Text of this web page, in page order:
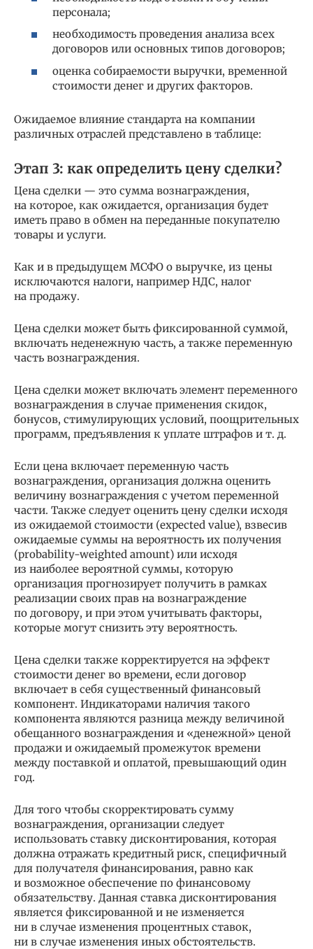
персонала;
необходимость проведения анализа всех
договоров или основных типов договоров;
оценка собираемости выручки, временной
стоимости денег и других факторов.
Ожидаемое влияние стандарта на компании
различных отраслей представлено в таблице:
Этап 3: как определить цену сделки?
Цена сделки — это сумма вознаграждения,
на которое, как ожидается, организация будет
иметь право в обмен на переданные покупателю
товары и услуги.
Как и в предыдущем МСФО о выручке, из цены
исключаются налоги, например НДС, налог
на продажу.
Цена сделки может быть фиксированной суммой,
включать неденежную часть, а также переменную
часть вознаграждения.
Цена сделки может включать элемент переменного
вознаграждения в случае применения скидок,
бонусов, стимулирующих условий, поощрительных
программ, предъявления к уплате штрафов и т. д.
Если цена включает переменную часть
вознаграждения, организация должна оценить
величину вознаграждения с учетом переменной
части. Также следует оценить цену сделки исходя
из ожидаемой стоимости (expected value), взвесив
ожидаемые суммы на вероятность их получения
(probability-weighted amount) или исходя
из наиболее вероятной суммы, которую
организация прогнозирует получить в рамках
реализации своих прав на вознаграждение
по договору, и при этом учитывать факторы,
которые могут снизить эту вероятность.
Цена сделки также корректируется на эффект
стоимости денег во времени, если договор
включает в себя существенный финансовый
компонент. Индикаторами наличия такого
компонента являются разница между величиной
обещанного вознаграждения и «денежной» ценой
продажи и ожидаемый промежуток времени
между поставкой и оплатой, превышающий один
год.
Для того чтобы скорректировать сумму
вознаграждения, организации следует
использовать ставку дисконтирования, которая
должна отражать кредитный риск, специфичный
для получателя финансирования, равно как
и возможное обеспечение по финансовому
обязательству. Данная ставка дисконтирования
является фиксированной и не изменяется
ни в случае изменения процентных ставок,
ни в случае изменения иных обстоятельств.